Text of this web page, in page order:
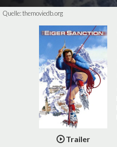
Quelle:themoviedb.org
Trailer